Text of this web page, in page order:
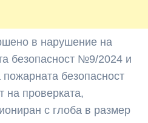
в нарушение на
безопасност №9/2024 и
безопасност
на проверката,
с глоба в размер